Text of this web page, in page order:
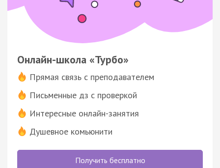
Онлайн-школа «Турбо»
Прямая связь с преподавателем
Письменные дз с проверкой
Интересные онлайн-занятия
Душевное комьюнити
Получить бесплатно